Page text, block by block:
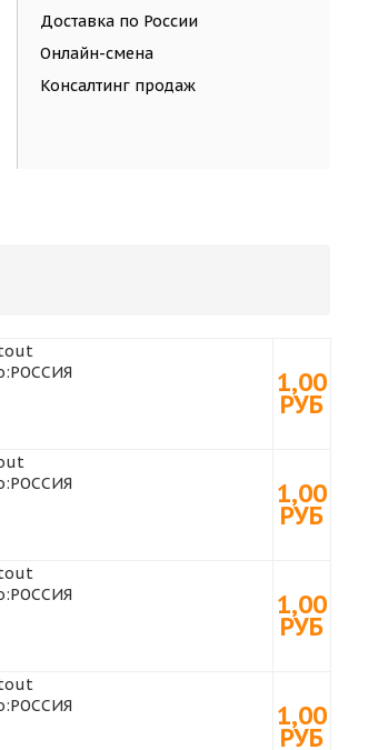
Доставка по России
Онлайн-смена
Консалтинг продаж
РОССИЯ
1,00
РУБ
РОССИЯ
1,00
РУБ
РОССИЯ
1,00
РУБ
РОССИЯ
1,00
РУБ